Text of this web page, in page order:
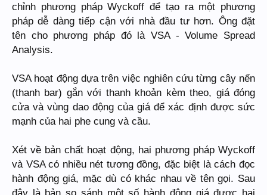
chỉnh phương pháp Wyckoff để tạo ra một phương
pháp dễ dàng tiếp cận với nhà đầu tư hơn. Ông đặt
tên cho phương pháp đó là VSA - Volume Spread
Analysis.
VSA hoạt động dựa trên việc nghiên cứu từng cây nến
(thanh bar) gắn với thanh khoản kèm theo, giá đóng
cửa và vùng dao động của giá để xác định được sức
mạnh của hai phe cung và cầu.
Xét về bản chất hoạt động, hai phương pháp Wyckoff
và VSA có nhiều nét tương đồng, đặc biệt là cách đọc
hành động giá, mặc dù có khác nhau về tên gọi. Sau
đây là bản so sánh một số hành động giá được hai